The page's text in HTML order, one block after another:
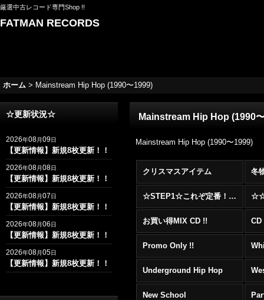
厳選中古レコード専門Shop !!
FATMAN RECORDS
ホーム > Mainstream Hip Hop (1990〜1999)
☆更新状況☆
2026年08月09日
【更新情報】新規8枚更新！！
2026年08月08日
【更新情報】新規8枚更新！！
2026年08月07日
【更新情報】新規8枚更新！！
2026年08月06日
【更新情報】新規8枚更新！！
2026年08月05日
【更新情報】新規8枚更新！！
Mainstream Hip Hop (1990
Mainstream Hip Hop (1990〜1999)
クリスマスアイテム 冬
☆STEP1☆これぞ定番！！まずはここから！2000年代R&BフロアヒットBest 100 !!!
お買い得MIX CD !!
Promo Only !!
Underground Hip Hop
New School